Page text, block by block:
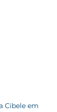
Cibele em